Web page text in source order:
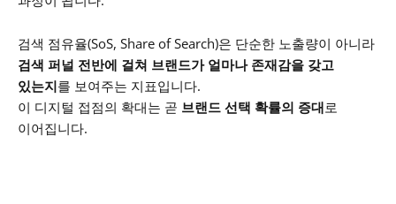
검색 점유율(SoS, Share of Search)은 단순한 노출량이 아니라
검색 퍼널 전반에 걸쳐 브랜드가 얼마나 존재감을 갖고
있는지를 보여주는 지표입니다.
이 디지털 접점의 확대는 곧 브랜드 선택 확률의 증대로
이어집니다.